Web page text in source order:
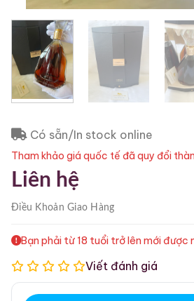
Có sẵn/In stock online
Tham khảo giá quốc tế đã quy đổi
Liên hệ
Điều KhoảnGiao Hàng
Bạn phải từ 18 tuổi trở lên mới được
Viết đánh giá